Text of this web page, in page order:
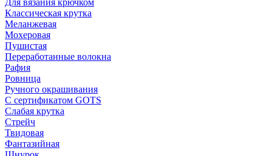
Для вязания крючком
Классическая крутка
Меланжевая
Мохеровая
Пушистая
Переработанные волокна
Рафия
Ровница
Ручного окрашивания
С сертификатом GOTS
Слабая крутка
Стрейч
Твидовая
Фантазийная